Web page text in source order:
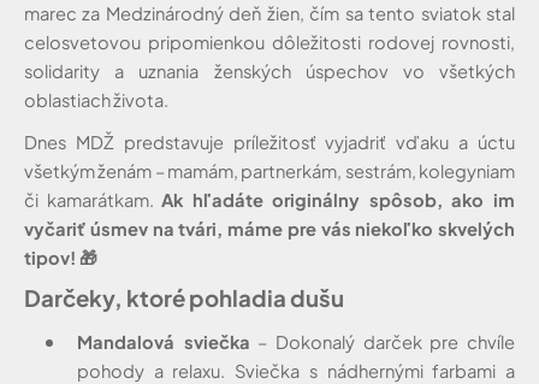
marec za Medzinárodný deň žien, čím sa tento sviatok stal
celosvetovou pripomienkou dôležitosti rodovej rovnosti,
solidarity a uznania ženských úspechov vo všetkých
oblastiach života.
Dnes MDŽ predstavuje príležitosť vyjadriť vďaku a úctu
všetkým ženám – mamám, partnerkám, sestrám, kolegyniam
či kamarátkam.Ak hľadáte originálny spôsob, ako im
vyčariť úsmev na tvári, máme pre vás niekoľko skvelých
tipov! 🎁
Darčeky, ktoré pohladia dušu
Mandalová sviečka – Dokonalý darček pre chvíle
pohody a relaxu. Sviečka s nádhernými farbami a